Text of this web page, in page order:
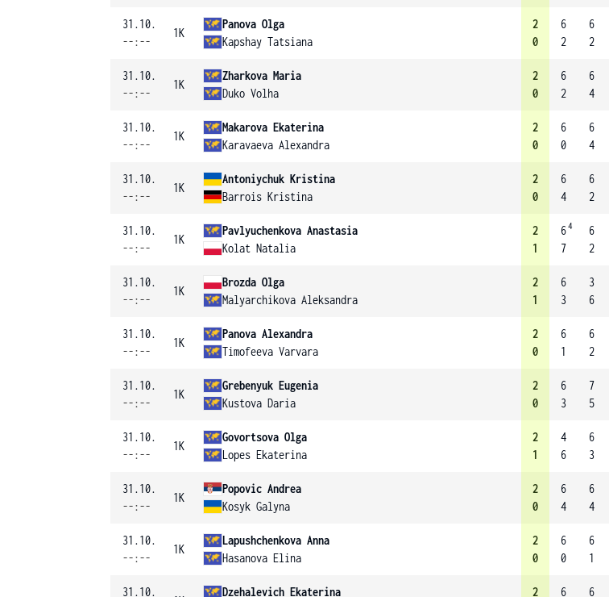
31.10.
--:--
1K
Panova Olga
Kapshay Tatsiana
2
0
6
2
6
2
31.10.
--:--
1K
Zharkova Maria
Duko Volha
2
0
6
2
6
4
31.10.
--:--
1K
Makarova Ekaterina
Karavaeva Alexandra
2
0
6
0
6
4
31.10.
--:--
1K
Antoniychuk Kristina
Barrois Kristina
2
0
6
4
6
2
31.10.
--:--
1K
Pavlyuchenkova Anastasia
Kolat Natalia
2
1
64
7
6
2
31.10.
--:--
1K
Brozda Olga
Malyarchikova Aleksandra
2
1
6
3
3
6
31.10.
--:--
1K
Panova Alexandra
Timofeeva Varvara
2
0
6
1
6
2
31.10.
--:--
1K
Grebenyuk Eugenia
Kustova Daria
2
0
6
3
7
5
31.10.
--:--
1K
Govortsova Olga
Lopes Ekaterina
2
1
4
6
6
3
31.10.
--:--
1K
Popovic Andrea
Kosyk Galyna
2
0
6
4
6
4
31.10.
--:--
1K
Lapushchenkova Anna
Hasanova Elina
2
0
6
0
6
1
31.10. Dzehalevich Ekaterina 2 6 6